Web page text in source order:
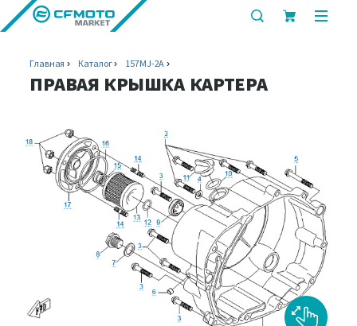
показать
поиска
Главная Каталог 157MJ-2A
ПРАВАЯ КРЫШКА КАРТЕРА